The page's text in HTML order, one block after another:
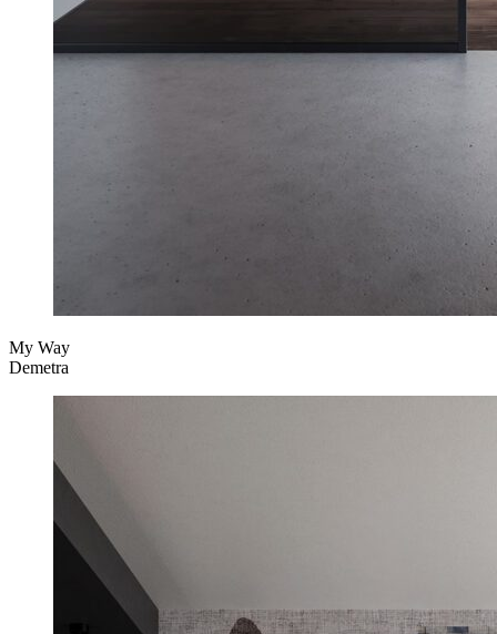
My Way
Demetra